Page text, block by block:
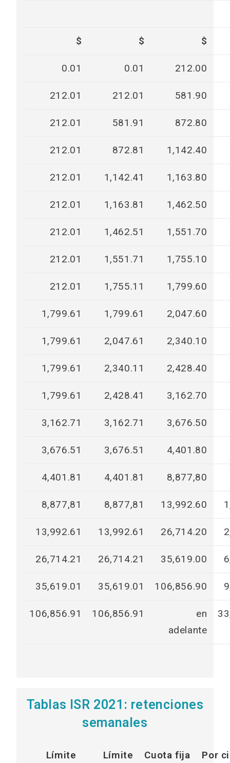
$ $ $
0.01 0.01 212.00
212.01 212.01 581.90
212.01 581.91 872.80
212.01 872.81 1,142.40
212.01 1,142.41 1,163.80
212.01 1,163.81 1,462.50
212.01 1,462.51 1,551.70
212.01 1,551.71 1,755.10
212.01 1,755.11 1,799.60
1,799.61 1,799.61 2,047.60
1,799.61 2,047.61 2,340.10
1,799.61 2,340.11 2,428.40
1,799.61 2,428.41 3,162.70
3,162.71 3,162.71 3,676.50
3,676.51 3,676.51 4,401.80
4,401.81 4,401.81 8,877,80
8,877,81 8,877,81 13,992.60
13,992.61 13,992.61 26,714.20
26,714.21 26,714.21 35,619.00
35,619.01 35,619.01 106,856.90
106,856.91 106,856.91
en
adelante
Tablas ISR 2021: retenciones
semanales
Límite Límite Cuota fija Por